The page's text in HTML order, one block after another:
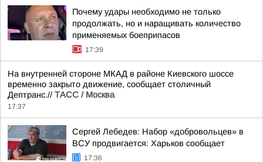
Почему удары необходимо не только
продолжать, но и наращивать количество
применяемых боеприпасов
17:39
На внутренней стороне МКАД в районе Киевского шоссе
временно закрыто движение, сообщает столичный
Дептранс.// ТАСС / Москва
17:37
Сергей Лебедев: Набор «добровольцев» в
ВСУ продвигается: Харьков сообщает
17:36